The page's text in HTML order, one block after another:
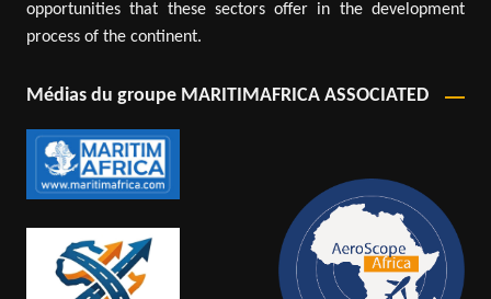
opportunities that these sectors offer in the development
process of the continent.
Médias du groupe MARITIMAFRICA ASSOCIATED